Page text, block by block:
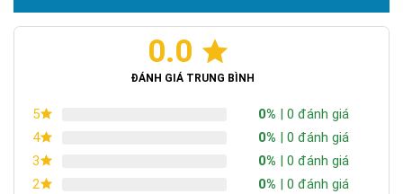
0.0
ĐÁNH GIÁ TRUNG BÌNH
5 0% | 0 đánh giá
4
0% | 0 đánh giá
3
0% | 0 đánh giá
2
0% | 0 đánh giá